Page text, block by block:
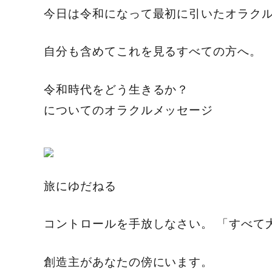
今日は令和になって最初に引いたオラクル
自分も含めてこれを見るすべての方へ。
令和時代をどう生きるか？
についてのオラクルメッセージ
旅にゆだねる
コントロールを手放しなさい。 「すべて
創造主があなたの傍にいます。